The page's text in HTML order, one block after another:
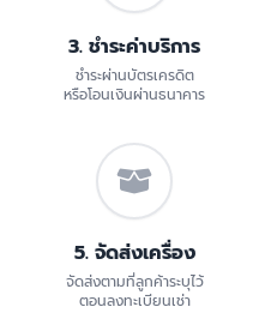
3. ชำระค่าบริการ
ชำระผ่านบัตรเครดิต
หรือโอนเงินผ่านธนาคาร
5. จัดส่งเครื่อง
จัดส่งตามที่ลูกค้าระบุไว้
ตอนลงทะเบียนเช่า